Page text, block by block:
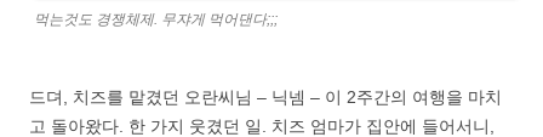
먹는것도 경쟁체제. 무쟈게 먹어댄다;;;
드뎌, 치즈를 맡겼던 오란씨님 – 닉넴 – 이 2주간의 여행을 마치
고 돌아왔다. 한 가지 웃겼던 일. 치즈 엄마가 집안에 들어서니,